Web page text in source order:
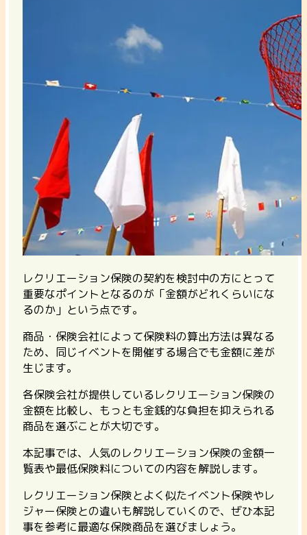
レクリエーション保険の契約を検討中の方にとって
重要なポイントとなるのが「金額がどれくらいにな
るのか」という点です。
商品・保険会社によって保険料の算出方法は異なる
ため、同じイベントを開催する場合でも金額に差が
生じます。
各保険会社が提供しているレクリエーション保険の
金額を比較し、もっとも金銭的な負担を抑えられる
商品を選ぶことが大切です。
本記事では、人気のレクリエーション保険の金額一
覧表や最低保険料についての内容を解説します。
レクリエーション保険とよく似たイベント保険やレ
ジャー保険との違いも解説していくので、ぜひ本記
事を参考に最適な保険商品を選びましょう。